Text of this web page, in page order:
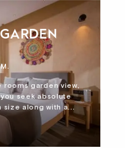
rooms garden view,
seek absolute
size along with a...